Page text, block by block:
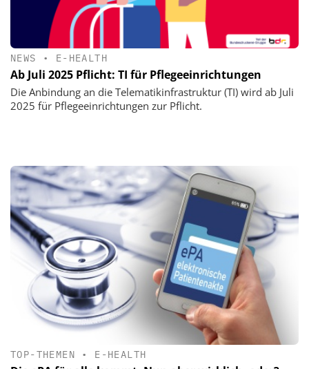
NEWS • E-HEALTH
Ab Juli 2025 Pflicht: TI für Pflegeeinrichtungen
Die Anbindung an die Telematikinfrastruktur (TI) wird ab Juli
2025 für Pflegeeinrichtungen zur Pflicht.
TOP-THEMEN • E-HEALTH